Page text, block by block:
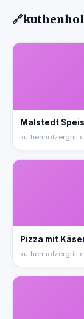
🔗
Malstedt
Pizza mit